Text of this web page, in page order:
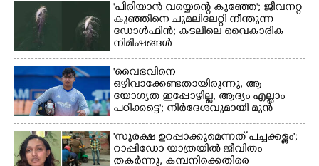
'പിരിയാൻ വയ്യെന്റെ കുഞ്ഞേ'; ജീവനറ്റ
കുഞ്ഞിനെ ചുമലിലേറ്റി നീന്തുന്ന
ഡോൾഫിൻ; കടലിലെ വൈകാരിക
നിമിഷങ്ങൾ
'വൈഭവിനെ
ഒഴിവാക്കേണ്ടതായിരുന്നു,​ ആ
യോഗ്യത ഇപ്പോഴില്ല, ആദ്യം എല്ലാം
പഠിക്കട്ടെ'; നിർദേശവുമായി മുൻ
ക്രിക്കറ്റ് താരം
'സുരക്ഷ ഉറപ്പാക്കുമെന്നത് പച്ചക്കള്ളം';
റാപ്പിഡോ യാത്രയിൽ ജീവിതം
തകർന്നു, കമ്പനിക്കെതിരെ